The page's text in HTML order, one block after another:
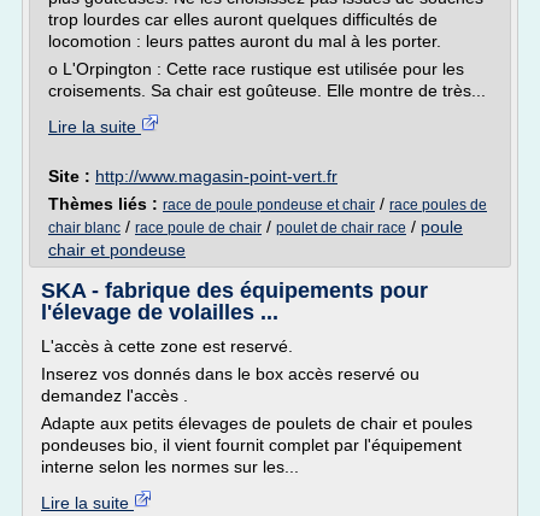
trop lourdes car elles auront quelques difficultés de
locomotion : leurs pattes auront du mal à les porter.
o L'Orpington : Cette race rustique est utilisée pour les
croisements. Sa chair est goûteuse. Elle montre de très...
Lire la suite
Site : http://www.magasin-point-vert.fr
Thèmes liés : race de poule pondeuse et chair / race poules de
chair blanc / race poule de chair / poulet de chair race / poule
chair et pondeuse
SKA - fabrique des équipements pour
l'élevage de volailles ...
L'accès à cette zone est reservé.
Inserez vos donnés dans le box accès reservé ou
demandez l'accès .
Adapte aux petits élevages de poulets de chair et poules
pondeuses bio, il vient fournit complet par l'équipement
interne selon les normes sur les...
Lire la suite